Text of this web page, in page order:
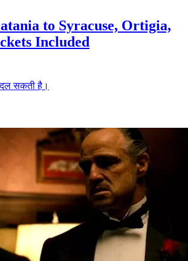
to Syracuse, Ortigia,
Included
सकती है।